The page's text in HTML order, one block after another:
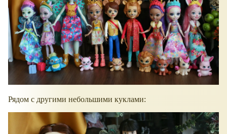
Рядом с другими небольшими куклами: